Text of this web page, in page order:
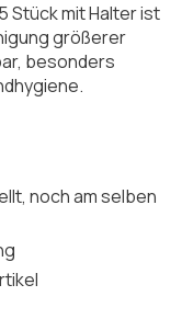
Stück mit Halter ist
größerer
besonders
noch am selben